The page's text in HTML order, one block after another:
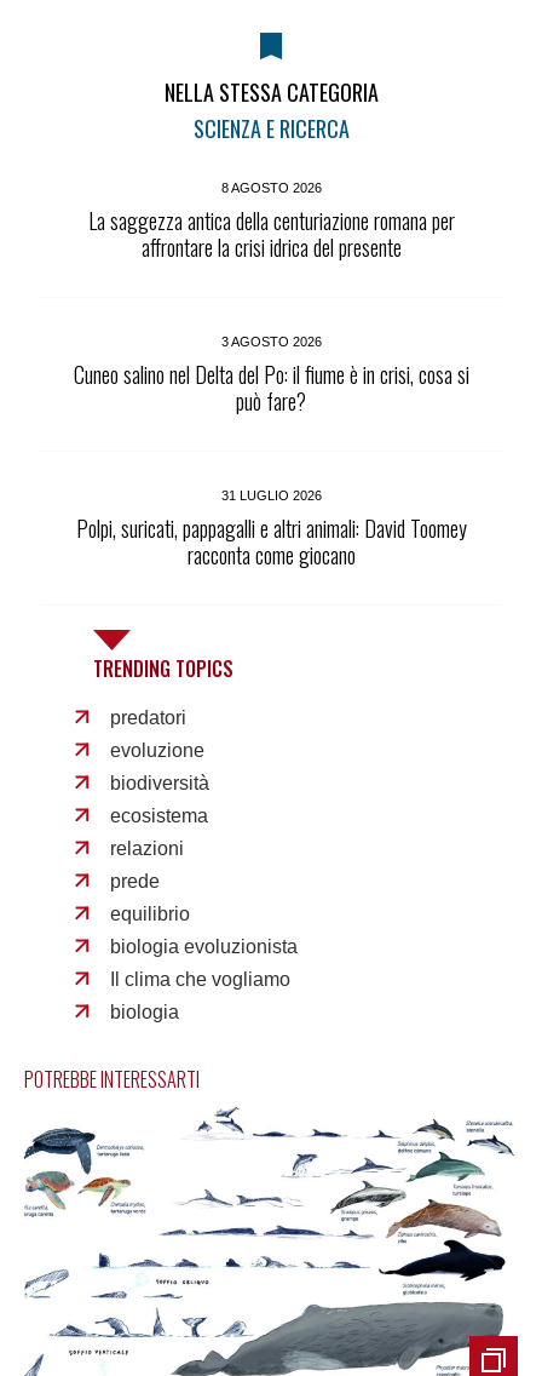
NELLA STESSA CATEGORIA
SCIENZA E RICERCA
8 AGOSTO 2026
La saggezza antica della centuriazione romana per
affrontare la crisi idrica del presente
3 AGOSTO 2026
Cuneo salino nel Delta del Po: il fiume è in crisi, cosa si
può fare?
31 LUGLIO 2026
Polpi, suricati, pappagalli e altri animali: David Toomey
racconta come giocano
TRENDING TOPICS
predatori
evoluzione
biodiversità
ecosistema
relazioni
prede
equilibrio
biologia evoluzionista
Il clima che vogliamo
biologia
POTREBBE INTERESSARTI